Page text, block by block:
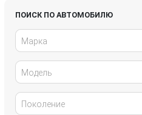
Honda
Kia
ПОИСК ПО АВТОМОБИЛЮ
Марка
Модель
Поколение